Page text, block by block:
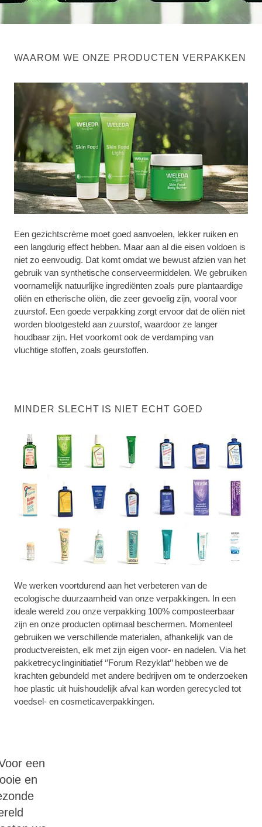
WAAROM WE ONZE PRODUCTEN VERPAKKEN
Een gezichtscrème moet goed aanvoelen, lekker ruiken en
een langdurig effect hebben. Maar aan al die eisen voldoen is
niet zo eenvoudig. Dat komt omdat we bewust afzien van het
gebruik van synthetische conserveermiddelen. We gebruiken
voornamelijk natuurlijke ingrediënten zoals pure plantaardige
oliën en etherische oliën, die zeer gevoelig zijn, vooral voor
zuurstof. Een goede verpakking zorgt ervoor dat de oliën niet
worden blootgesteld aan zuurstof, waardoor ze langer
houdbaar zijn. Het voorkomt ook de verdamping van
vluchtige stoffen, zoals geurstoffen.
MINDER SLECHT IS NIET ECHT GOED
We werken voortdurend aan het verbeteren van de
ecologische duurzaamheid van onze verpakkingen. In een
ideale wereld zou onze verpakking 100% composteerbaar
zijn en onze producten optimaal beschermen. Momenteel
gebruiken we verschillende materialen, afhankelijk van de
productvereisten, elk met zijn eigen voor- en nadelen. Via het
pakketrecyclinginitiatief ‘’Forum Rezyklat’’ hebben we de
krachten gebundeld met andere bedrijven om te onderzoeken
hoe plastic uit huishoudelijk afval kan worden gerecycled tot
voedsel- en cosmeticaverpakkingen.
een
en